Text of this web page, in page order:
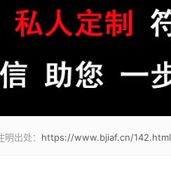
出处： https://www.bjiaf.cn/142.html